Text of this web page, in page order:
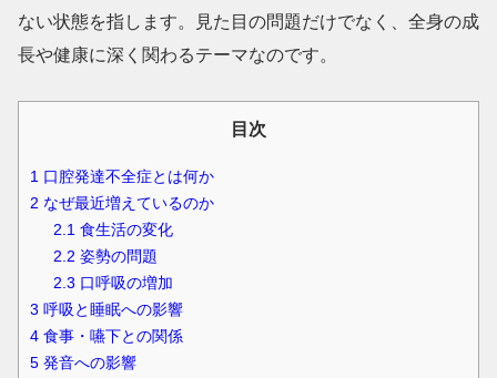
ない状態を指します。見た目の問題だけでなく、全身の成
長や健康に深く関わるテーマなのです。
目次
1 口腔発達不全症とは何か
2 なぜ最近増えているのか
2.1 食生活の変化
2.2 姿勢の問題
2.3 口呼吸の増加
3 呼吸と睡眠への影響
4 食事・嚥下との関係
5 発音への影響